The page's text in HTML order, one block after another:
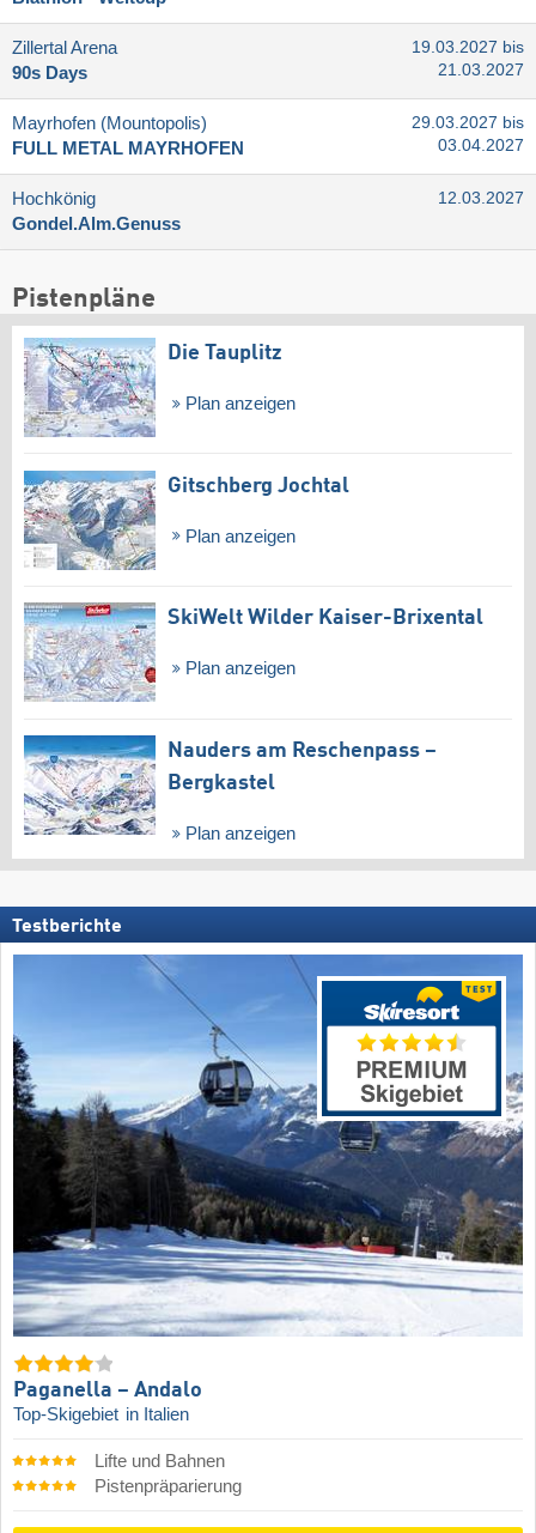
Zillertal Arena
90s Days
19.03.2027 bis
21.03.2027
Mayrhofen (Mountopolis)
FULL METAL MAYRHOFEN
29.03.2027 bis
03.04.2027
Hochkönig
Gondel.Alm.Genuss
12.03.2027
Pistenpläne
Die Tauplitz
Plan anzeigen
Gitschberg Jochtal
Plan anzeigen
SkiWelt Wilder Kaiser-Brixental
Plan anzeigen
Nauders am Reschenpass –
Bergkastel
Plan anzeigen
Testberichte
Paganella – Andalo
Top-Skigebiet in Italien
Lifte und Bahnen
Pistenpräparierung